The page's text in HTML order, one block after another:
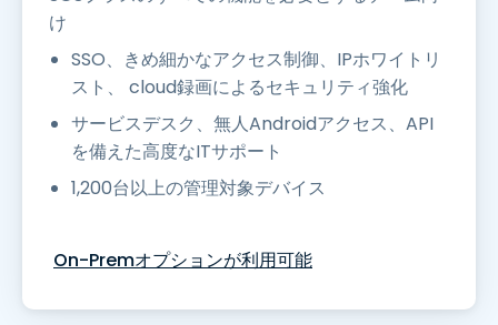
け
SSO、きめ細かなアクセス制御、IPホワイトリ
スト、 cloud録画によるセキュリティ強化
サービスデスク、無人Androidアクセス、API
を備えた高度なITサポート
1,200台以上の管理対象デバイス
On-Premオプションが利用可能